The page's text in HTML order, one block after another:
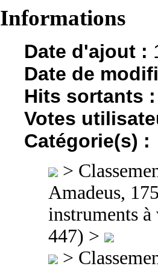
Informations
Date d'ajout :
Date de
Hits sortants :
Votes
Catégorie(s) :
>
Amadeus,
instruments à
447) >
>